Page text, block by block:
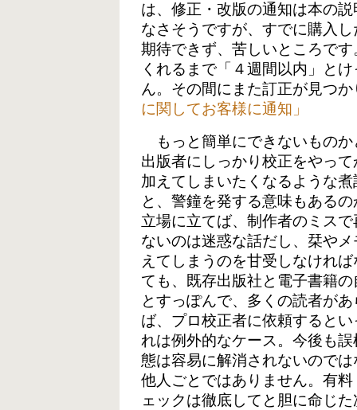
は、修正・改版の通知は本の
なさそうですが、すでに購入
期待できず、苦しいところで
くれるまで「４週間以内」と
ん。その間にまた訂正が見つ
に関してお客様に通知」
もっと簡単にできないもの
出版者にしっかり校正をやっ
加えてしまいたくなるような
と、警鐘を発する意味もある
立場に立てば、制作者のミス
ないのは迷惑な話だし、栞や
えてしまうのを甘受しなけれ
ても、既存出版社と電子書籍
とすっぽんで、多くの読者が
ば、プロ校正者に依頼すると
れは例外的なケース。今後も
態は容易に解消されないので
他人ごとではありません。有
ェックは徹底してと胆に命じ